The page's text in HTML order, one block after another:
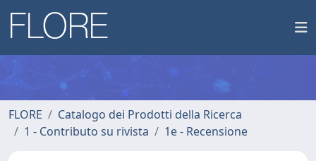
FLORE
Catalogo dei Prodotti della Ricerca
1 - Contributo su rivista
1e - Recensione